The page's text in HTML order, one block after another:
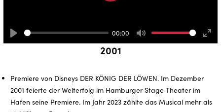
2001
Premiere von Disneys DER KÖNIG DER LÖWEN. Im Dezember
2001 feierte der Welterfolg im Hamburger Stage Theater im
Hafen seine Premiere. Im Jahr 2023 zählte das Musical mehr als
Play
00:00
Mute